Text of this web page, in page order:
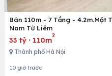
Bán 110m - 7 Tầng - 4.2m.Mặt
Nam Từ Liêm
33 tỷ · 110m
2
Thành phố Hà Nội
10 giờ trước